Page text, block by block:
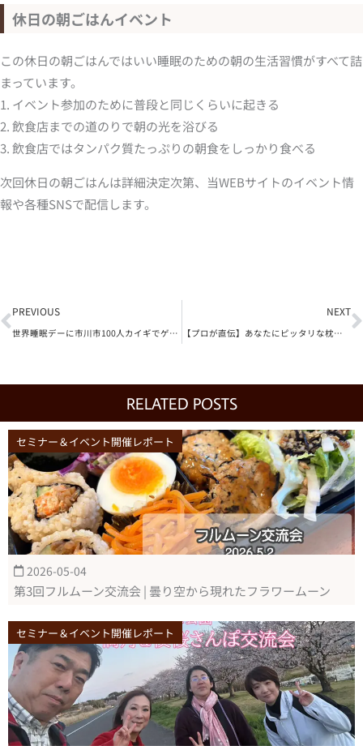
休日の朝ごはんイベント
この休日の朝ごはんではいい睡眠のための朝の生活習慣がすべて詰
まっています。
1. イベント参加のために普段と同じくらいに起きる
2. 飲食店までの道のりで朝の光を浴びる
3. 飲食店ではタンパク質たっぷりの朝食をしっかり食べる
次回休日の朝ごはんは詳細決定次第、当WEBサイトのイベント情
報や各種SNSで配信します。
PREVIOUS
世界睡眠デーに市川市100人カイギでゲストトーク
NEXT
【プロが直伝】あなたにピッタリな枕の選び方 YouTube
RELATED POSTS
セミナー＆イベント開催レポート
2026-05-04
第3回フルムーン交流会 | 曇り空から現れたフラワームーン
セミナー＆イベント開催レポート